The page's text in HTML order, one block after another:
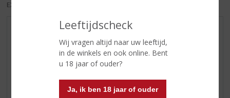
Leeftijdscheck
Wij vragen altijd naar uw leeftijd,
in de winkels en ook online. Bent
u 18 jaar of ouder?
Ja, ik ben 18 jaar of ouder
EXCL. BTW
WIJN VAN DE MAAND
WHISKY VAN DE MAAND
RUM VAN DE MAAND
BIER VAN DE MAAND